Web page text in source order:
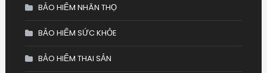
BẢO HIỂM NHÂN THỌ
BẢO HIỂM SỨC KHỎE
BẢO HIỂM THAI SẢN